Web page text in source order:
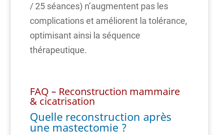
/ 25 séances) n’augmentent pas les
complications et améliorent la tolérance,
optimisant ainsi la séquence
thérapeutique.
FAQ – Reconstruction mammaire
& cicatrisation
Quelle reconstruction après
une mastectomie ?